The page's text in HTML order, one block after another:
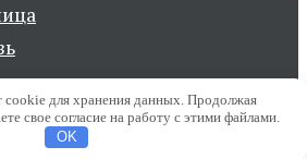
на вопросы
cookie для хранения данных. Продолжая
свое согласие на работу с этими файлами.
OK